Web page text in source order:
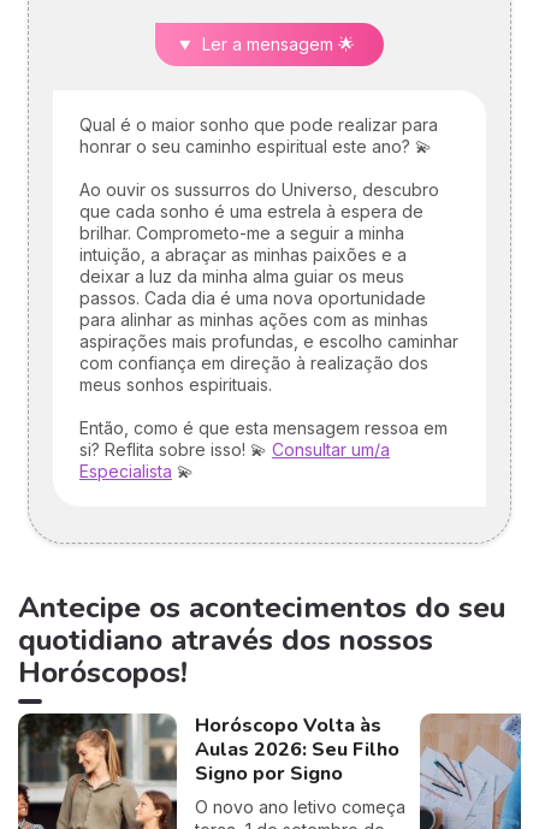
Ler a mensagem 🌟
Qual é o maior sonho que pode realizar para
honrar o seu caminho espiritual este ano? 💫
Ao ouvir os sussurros do Universo, descubro
que cada sonho é uma estrela à espera de
brilhar. Comprometo-me a seguir a minha
intuição, a abraçar as minhas paixões e a
deixar a luz da minha alma guiar os meus
passos. Cada dia é uma nova oportunidade
para alinhar as minhas ações com as minhas
aspirações mais profundas, e escolho caminhar
com confiança em direção à realização dos
meus sonhos espirituais.
Então, como é que esta mensagem ressoa em
si? Reflita sobre isso! 💫 Consultar um/a
Especialista 💫
Antecipe os acontecimentos do seu
quotidiano através dos nossos
Horóscopos!
Horóscopo Volta às
Aulas 2026: Seu Filho
Signo por Signo
O novo ano letivo começa